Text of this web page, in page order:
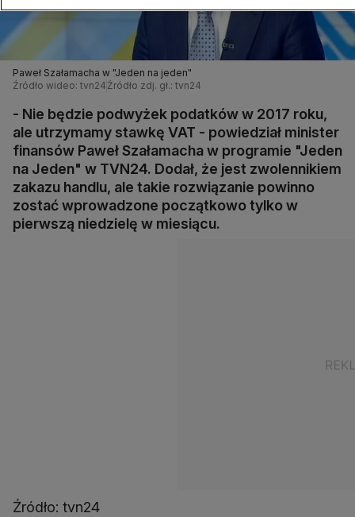
Paweł Szałamacha w "Jeden na jeden"
Źródło wideo: tvn24 Źródło zdj. gł.: tvn24
- Nie będzie podwyżek podatków w 2017 roku,
ale utrzymamy stawkę VAT - powiedział minister
finansów Paweł Szałamacha w programie "Jeden
na Jeden" w TVN24. Dodał, że jest zwolennikiem
zakazu handlu, ale takie rozwiązanie powinno
zostać wprowadzone początkowo tylko w
pierwszą niedzielę w miesiącu.
Źródło: tvn24